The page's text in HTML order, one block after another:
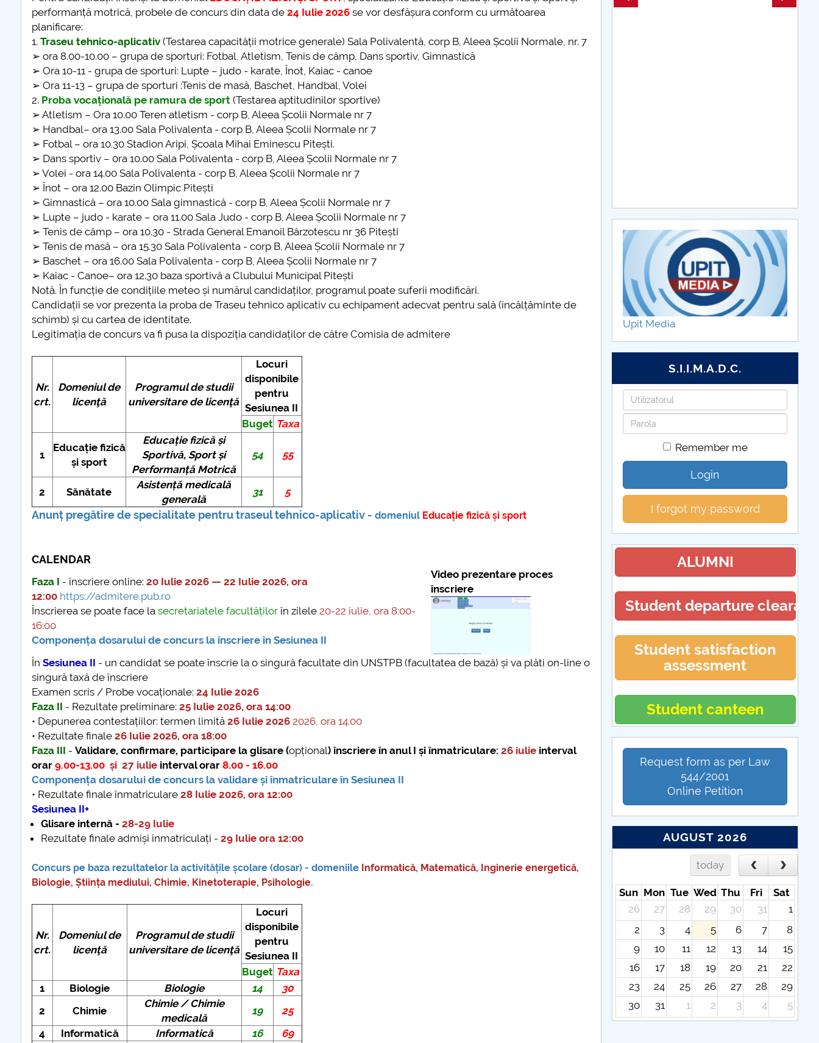
performanță motrică, probele de concurs din data de 24 Iulie 2026 se vor desfășura conform cu următoarea
planificare:
1. Traseu tehnico-aplicativ(Testarea capacității motrice generale) Sala Polivalentă, corp B, Aleea Școlii Normale, nr. 7
➢ ora 8.00-10.00 – grupa de sporturi: Fotbal, Atletism, Tenis de câmp, Dans sportiv, Gimnastică
➢ Ora 10-11 - grupa de sporturi: Lupte – judo - karate, Înot, Kaiac - canoe
➢ Ora 11-13 – grupa de sporturi :Tenis de masă, Baschet, Handbal, Volei
2. Proba vocațională pe ramura de sport(Testarea aptitudinilor sportive)
➢ Atletism – Ora 10.00 Teren atletism - corp B, Aleea Școlii Normale nr 7
➢ Handbal– ora 13.00 Sala Polivalenta - corp B, Aleea Școlii Normale nr 7
➢ Fotbal – ora 10.30 Stadion Aripi, Școala Mihai Eminescu Pitești.
➢ Dans sportiv – 0ra 10.00 Sala Polivalenta - corp B, Aleea Școlii Normale nr 7
➢ Volei - ora 14.00 Sala Polivalenta - corp B, Aleea Școlii Normale nr 7
➢ Înot – ora 12.00 Bazin Olimpic Pitești
➢ Gimnastică – ora 10.00 Sala gimnastică - corp B, Aleea Școlii Normale nr 7
➢ Lupte – judo - karate – ora 11.00 Sala Judo - corp B, Aleea Școlii Normale nr 7
➢ Tenis de câmp – ora 10.30 - Strada General Emanoil Bârzotescu nr 36 Pitești
➢ Tenis de masă – ora 15.30 Sala Polivalenta - corp B, Aleea Școlii Normale nr 7
➢ Baschet – ora 16.00 Sala Polivalenta - corp B, Aleea Școlii Normale nr 7
➢ Kaiac - Canoe– ora 12.30 baza sportivă a Clubului Municipal Pitești
Notă. În funcție de condițiile meteo și numărul candidaților, programul poate suferii modificări.
Candidații se vor prezenta la proba de Traseu tehnico aplicativ cu echipament adecvat pentru sală (încălțăminte de
schimb) și cu cartea de identitate.
Legitimația de concurs va fi pusa la dispoziția candidaților de către Comisia de admitere
Nr.
crt.
Domeniul de
licenţă
Programul de studii
universitare de licenţă
Locuri
disponibile
pentru
Sesiunea II
Buget Taxa
1
Educație fizică
și sport
Educație fizică și
Sportivă, Sport și
Performanță Motrică
54 55
2 Sănătate
Asistență medicală
generală
31 5
Anunț pregătire de specialitate pentru traseul tehnico-aplicativ - domeniul Educație fizică și sport
CALENDAR
Faza I - înscriere online: 20 Iulie 2026 — 22 Iulie 2026, ora
12:00 https://admitere.pub.ro
Înscrierea se poate face la secretariatele facultățilorîn zilele 20-22 iulie, ora 8:00-
16:00
Componența dosarului de concurs la înscriere în Sesiunea II
Video prezentare proces
înscriere
În Sesiunea II - un candidat se poate înscrie la o singură facultate din UNSTPB (facultatea de bază) și va plăti on-line o
singură taxă de înscriere
Examen scris / Probe vocaționale: 24 Iulie 2026
Faza II - Rezultate preliminare: 25 Iulie 2026, ora 14:00
• Depunerea contestațiilor: termen limită 26 Iulie 20262026, ora 14.00
• Rezultate finale 26 Iulie 2026, ora 18:00
Faza III - Validare, confirmare, participare la glisare (opțional) înscriere în anul I și înmatriculare: 26 iulie interval
orar 9.00-13.00și 27 iulie interval orar 8.00 - 16.00
Componența dosarului de concurs la validare și înmatriculare în Sesiunea II
• Rezultate finale înmatriculare 28 Iulie 2026, ora 12:00
Sesiunea II+
Glisare internă - 28-29 Iulie
Rezultate finale admiși înmatriculați - 29 Iulie ora 12:00
Concurs pe baza rezultatelor la activitățile școlare (dosar) - domeniile Informatică, Matematică, Inginerie energetică,
Biologie, Știința mediului, Chimie, Kinetoterapie, Psihologie.
Nr.
crt.
Domeniul de
licenţă
Programul de studii
universitare de licenţă
Locuri
disponibile
pentru
Sesiunea II
Buget Taxa
1
Biologie Biologie 14
30
2
Chimie
Chimie / Chimie
medicală
19
25
4
Informatică Informatică 16
69
Upit Media
S.I.I.M.A.D.C.
Username
Password
Remember me
Login
I forgot my password
ALUMNI
Student departure
Student satisfaction
assessment
Student canteen
Request form as per Law
544/2001
Online Petition
AUGUST 2026
today
Sun Mon Tue Wed Thu Fri
Sat
26
27 28 29 30 31
1
2
3 4 5 6 7
8
9
10 11 12 13 14
15
16
17 18 19 20 21
22
23
24 25 26 27 28
29
30
31 1 2 3 4 5